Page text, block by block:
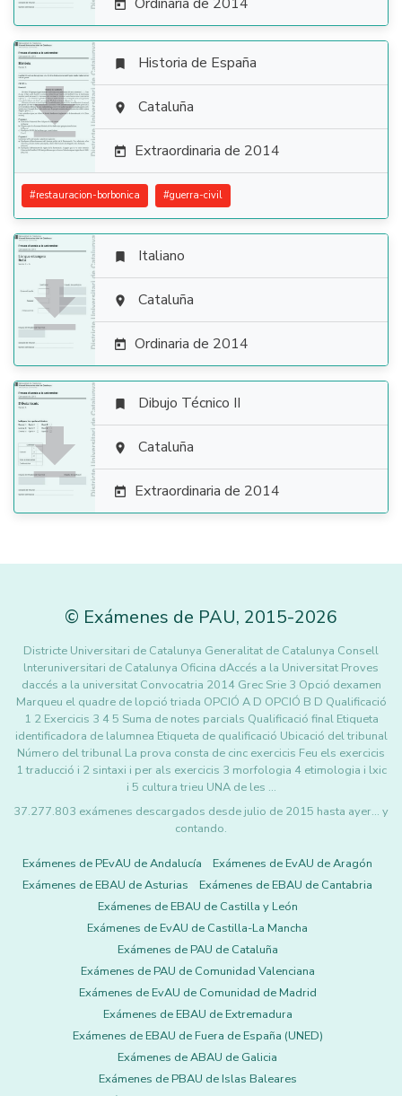


 Historia de España
 Cataluña
 Extraordinaria de 2014
#restauracion-borbonica #guerra-civil

 Italiano
 Cataluña
 Ordinaria de 2014

 Dibujo Técnico II
 Cataluña
 Extraordinaria de 2014
© Exámenes de PAU, 2015-2026
Districte Universitari de Catalunya Generalitat de Catalunya Consell
lnteruniversitari de Catalunya Oficina dAccés a la Universitat Proves
daccés a la universitat Convocatria 2014 Grec Srie 3 Opció dexamen
Marqueu el quadre de lopció triada OPCIÓ A D OPCIÓ B D Qualificació
1 2 Exercicis 3 4 5 Suma de notes parcials Qualificació final Etiqueta
identificadora de lalumnea Etiqueta de qualificació Ubicació del tribunal
Número del tribunal La prova consta de cinc exercicis Feu els exercicis
1 traducció i 2 sintaxi i per als exercicis 3 morfologia 4 etimologia i lxic
i 5 cultura trieu UNA de les …
37.277.803 exámenes descargados desde julio de 2015 hasta ayer... y
contando.
Exámenes de PEvAU de Andalucía
Exámenes de EvAU de Aragón
Exámenes de EBAU de Asturias
Exámenes de EBAU de Cantabria
Exámenes de EBAU de Castilla y León
Exámenes de EvAU de Castilla-La Mancha
Exámenes de PAU de Cataluña
Exámenes de PAU de Comunidad Valenciana
Exámenes de EvAU de Comunidad de Madrid
Exámenes de EBAU de Extremadura
Exámenes de EBAU de Fuera de España (UNED)
Exámenes de ABAU de Galicia
Exámenes de PBAU de Islas Baleares